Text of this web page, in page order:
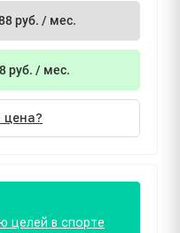
руб. / мес.
руб. / мес.
цена?
целей в спорте